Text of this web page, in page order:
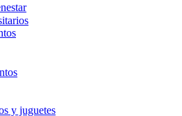
y juguetes